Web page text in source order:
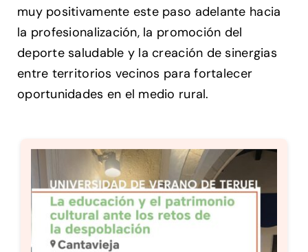
muy positivamente este paso adelante hacia
la profesionalización, la promoción del
deporte saludable y la creación de sinergias
entre territorios vecinos para fortalecer
oportunidades en el medio rural.